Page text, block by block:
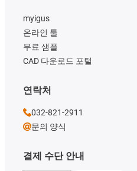
결제 수단 안내
myigus
온라인 툴
무료 샘플
CAD 다운로드 포털
연락처
032-821-2911
문의 양식